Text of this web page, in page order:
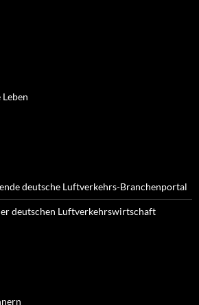
deutsche Luftverkehrs-Branchenportal
deutschen Luftverkehrswirtschaft